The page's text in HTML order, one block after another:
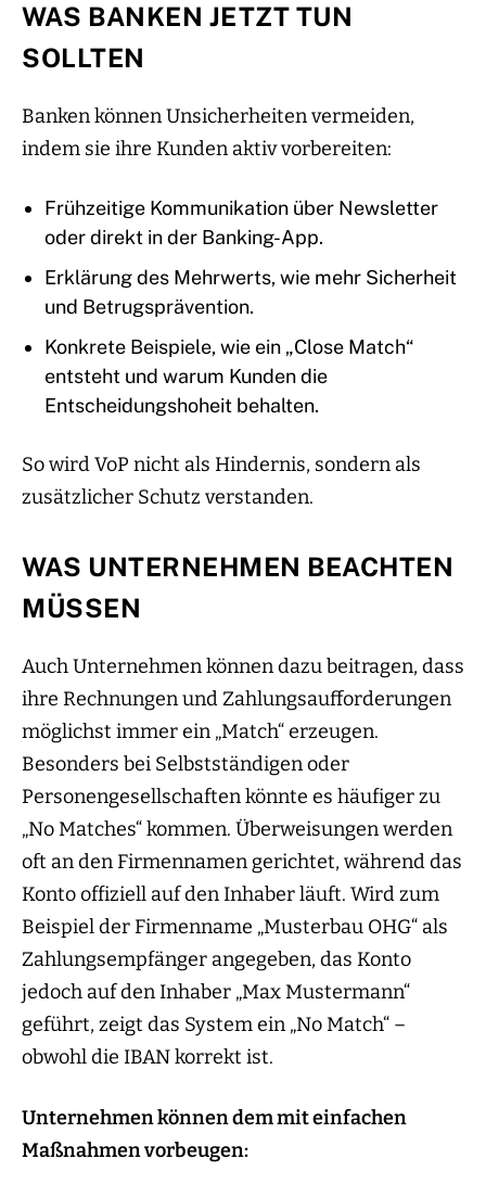
WAS BANKEN JETZT TUN
SOLLTEN
Banken können Unsicherheiten vermeiden,
indem sie ihre Kunden aktiv vorbereiten:
Frühzeitige Kommunikation über Newsletter
oder direkt in der Banking-App.
Erklärung des Mehrwerts, wie mehr Sicherheit
und Betrugsprävention.
Konkrete Beispiele, wie ein „Close Match“
entsteht und warum Kunden die
Entscheidungshoheit behalten.
So wird VoP nicht als Hindernis, sondern als
zusätzlicher Schutz verstanden.
WAS UNTERNEHMEN BEACHTEN
MÜSSEN
Auch Unternehmen können dazu beitragen, dass
ihre Rechnungen und Zahlungsaufforderungen
möglichst immer ein „Match“ erzeugen.
Besonders bei Selbstständigen oder
Personengesellschaften könnte es häufiger zu
„No Matches“ kommen. Überweisungen werden
oft an den Firmennamen gerichtet, während das
Konto offiziell auf den Inhaber läuft. Wird zum
Beispiel der Firmenname „Musterbau OHG“ als
Zahlungsempfänger angegeben, das Konto
jedoch auf den Inhaber „Max Mustermann“
geführt, zeigt das System ein „No Match“ –
obwohl die IBAN korrekt ist.
Unternehmen können dem mit einfachen
Maßnahmen vorbeugen: